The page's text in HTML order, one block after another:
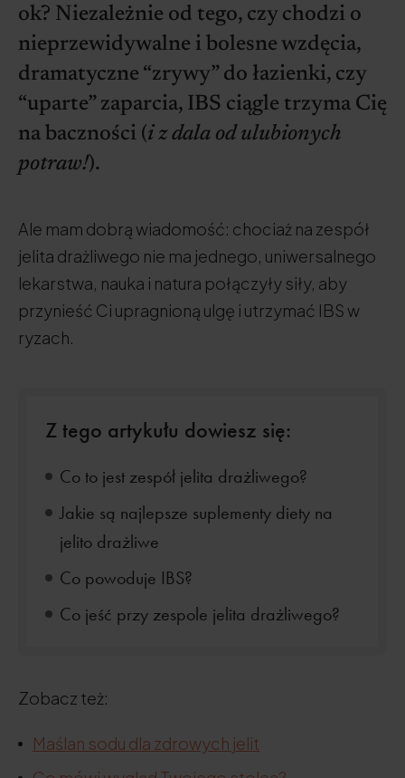
ok? Niezależnie od tego, czy chodzi o
nieprzewidywalne i bolesne wzdęcia,
dramatyczne “zrywy” do łazienki, czy
“uparte” zaparcia, IBS ciągle trzyma Cię
na baczności (i z dala od ulubionych
potraw!).
Ale mam dobrą wiadomość: chociaż na zespół
jelita drażliwego nie ma jednego, uniwersalnego
lekarstwa, nauka i natura połączyły siły, aby
przynieść Ci upragnioną ulgę i utrzymać IBS w
ryzach.
Z tego artykułu dowiesz się:
Co to jest zespół jelita drażliwego?
Jakie są najlepsze suplementy diety na
jelito drażliwe
Co powoduje IBS?
Co jeść przy zespole jelita drażliwego?
Zobacz też:
Maślan sodu dla zdrowych jelit